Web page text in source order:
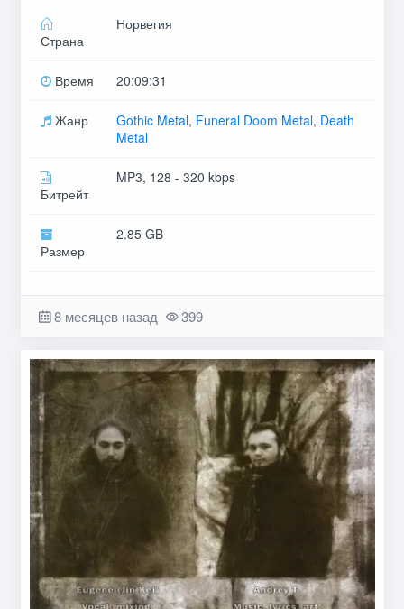
Страна
Норвегия
Время 20:09:31
Жанр Gothic Metal, Funeral Doom Metal, Death
Metal
Битрейт
MP3, 128 - 320 kbps
Размер
2.85 GB
8 месяцев назад 399